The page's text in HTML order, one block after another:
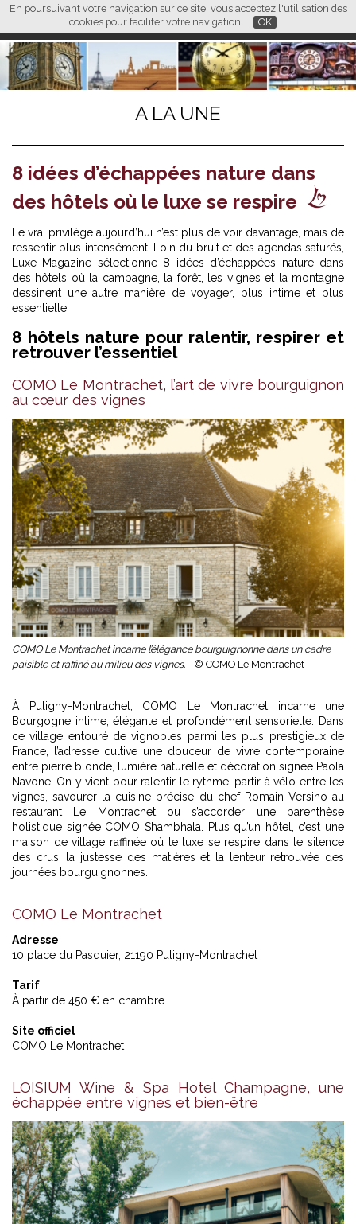
En poursuivant votre navigation sur ce site, vous acceptez l'utilisation des
cookies pour faciliter votre navigation.
OK
FR EN CN
L M
A LA UNE
8 idées d’échappées nature dans
des hôtels où le luxe se respire
Le vrai privilège aujourd’hui n’est plus de voir davantage, mais de
ressentir plus intensément. Loin du bruit et des agendas saturés,
Luxe Magazine sélectionne 8 idées d’échappées nature dans
des hôtels où la campagne, la forêt, les vignes et la montagne
dessinent une autre manière de voyager, plus intime et plus
essentielle.
8 hôtels nature pour ralentir, respirer et
retrouver l’essentiel
COMO Le Montrachet, l’art de vivre bourguignon
au cœur des vignes
COMO Le Montrachet incarne l’élégance bourguignonne dans un cadre
paisible et raffiné au milieu des vignes. - © COMO Le Montrachet
À Puligny-Montrachet, COMO Le Montrachet incarne une
Bourgogne intime, élégante et profondément sensorielle. Dans
ce village entouré de vignobles parmi les plus prestigieux de
France, l’adresse cultive une douceur de vivre contemporaine
entre pierre blonde, lumière naturelle et décoration signée Paola
Navone. On y vient pour ralentir le rythme, partir à vélo entre les
vignes, savourer la cuisine précise du chef Romain Versino au
restaurant Le Montrachet ou s’accorder une parenthèse
holistique signée COMO Shambhala. Plus qu’un hôtel, c’est une
maison de village raffinée où le luxe se respire dans le silence
des crus, la justesse des matières et la lenteur retrouvée des
journées bourguignonnes.
COMO Le Montrachet
Adresse
10 place du Pasquier, 21190 Puligny-Montrachet
Tarif
À partir de 450 € en chambre
Site officiel
COMO Le Montrachet
LOISIUM Wine & Spa Hotel Champagne, une
échappée entre vignes et bien-être